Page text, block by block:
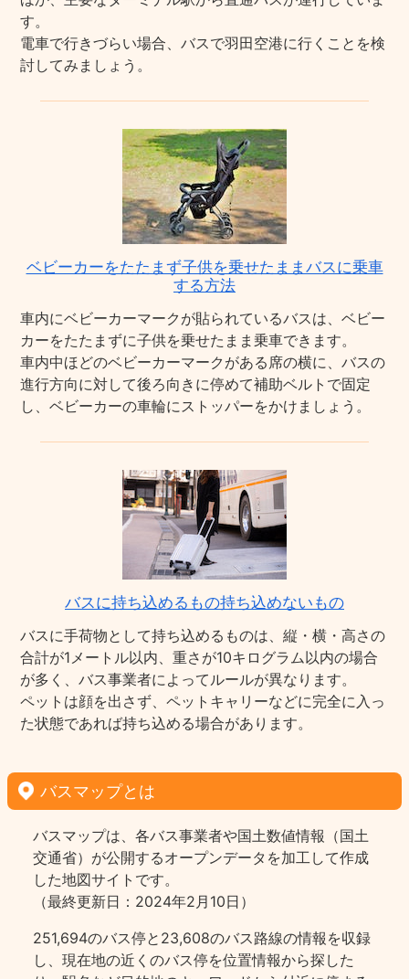
す。
電車で行きづらい場合、バスで羽田空港に行くことを検
討してみましょう。
ベビーカーをたたまず子供を乗せたままバスに乗車
する方法
車内にベビーカーマークが貼られているバスは、ベビー
カーをたたまずに子供を乗せたまま乗車できます。
車内中ほどのベビーカーマークがある席の横に、バスの
進行方向に対して後ろ向きに停めて補助ベルトで固定
し、ベビーカーの車輪にストッパーをかけましょう。
バスに持ち込めるもの持ち込めないもの
バスに手荷物として持ち込めるものは、縦・横・高さの
合計が1メートル以内、重さが10キログラム以内の場合
が多く、バス事業者によってルールが異なります。
ペットは顔を出さず、ペットキャリーなどに完全に入っ
た状態であれば持ち込める場合があります。
バスマップとは
バスマップは、各バス事業者や国土数値情報（国土
交通省）が公開するオープンデータを加工して作成
した地図サイトです。
（最終更新日：2024年2月10日）
251,694のバス停と23,608のバス路線の情報を収録
し、現在地の近くのバス停を位置情報から探した